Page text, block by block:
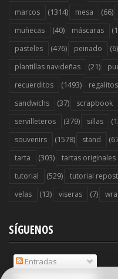
marcos (1314) mesa (66)
muñecas (40) máscaras
pasteles (476) peinado (6)
plantillas navideñas (21)
recuerditos (1493) regalitos
sandwichs (37) scrapbook
servilleteros (379) sillas
souvenirs (1578) stand
tarta (303) tartas originales
tutorial (529) tutorial
velas (13) viseras (7)
SÍGUENOS
Entradas